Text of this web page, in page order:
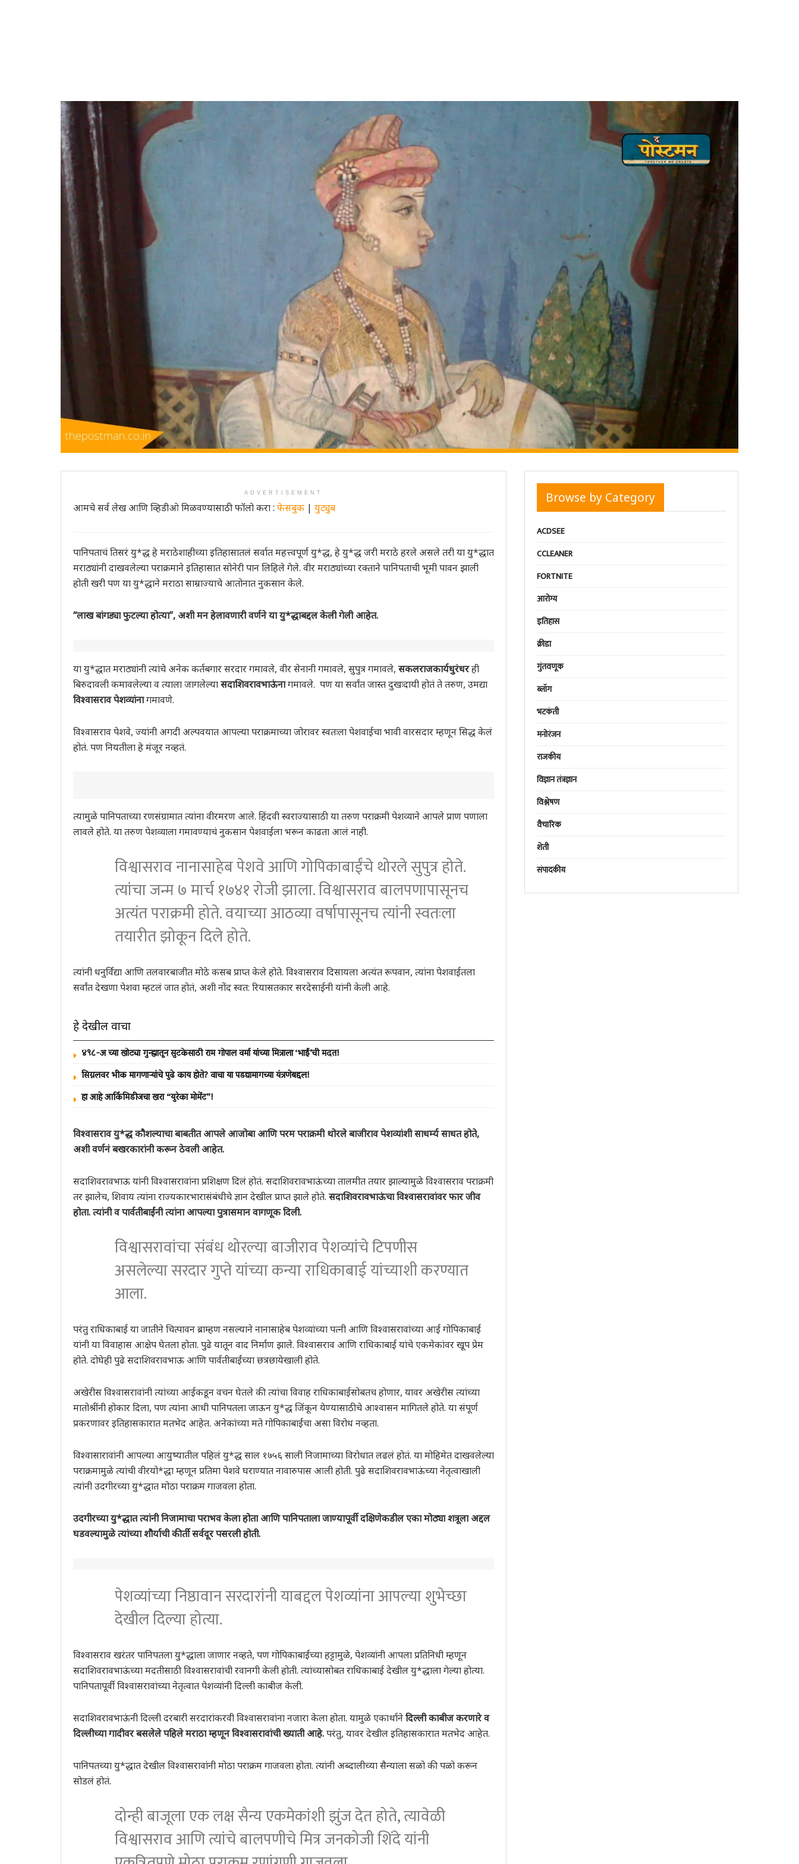
ADVERTISEMENT
आमचे सर्व लेख आणि व्हिडीओ मिळवण्यासाठी फॉलो करा : फेसबुक | युट्युब
पानिपताचं तिसरं यु*द्ध हे मराठेशाहीच्या इतिहासातलं सर्वात महत्त्वपूर्ण यु*द्ध, हे यु*द्ध जरी मराठे हरले असले तरी या यु*द्धात
मराठ्यांनी दाखवलेल्या पराक्रमाने इतिहासात सोनेरी पान लिहिले गेले. वीर मराठ्यांच्या रक्ताने पानिपताची भूमी पावन झाली
होती खरी पण या यु*द्धाने मराठा साम्राज्याचे आतोनात नुकसान केले.
“लाख बांगड्या फुटल्या होत्या”, अशी मन हेलावणारी वर्णने या यु*द्धाबद्दल केली गेली आहेत.
या यु*द्धात मराठ्यांनी त्यांचे अनेक कर्तबगार सरदार गमावले, वीर सेनानी गमावले, सुपुत्र गमावले, सकलराजकार्यधुरंधरही
बिरुदावली कमावलेल्या व त्याला जागलेल्यासदाशिवरावभाऊंंनागमावले. पण या सर्वांत जास्त दुखःदायी होतं ते तरुण, उमद्या
विश्वासरावपेशव्यांनागमावणे.
विश्वासराव पेशवे, ज्यांनी अगदी अल्पवयात आपल्या पराक्रमाच्या जोरावर स्वतःला पेशवाईचा भावी वारसदार म्हणून सिद्ध केलं
होतं. पण नियतीला हे मंजूर नव्हतं.
त्यामुळे पानिपताच्या रणसंग्रामात त्यांना वीरमरण आले. हिंदवी स्वराज्यासाठी या तरुण पराक्रमी पेशव्याने आपले प्राण पणाला
लावले होते. या तरुण पेशव्याला गमावण्याचं नुकसान पेशवाईला भरून काढता आलं नाही.
विश्वासराव नानासाहेब पेशवे आणि गोपिकाबाईंचे थोरले सुपुत्र होते.
त्यांचा जन्म ७ मार्च १७४१ रोजी झाला. विश्वासराव बालपणापासूनच
अत्यंत पराक्रमी होते. वयाच्या आठव्या वर्षापासूनच त्यांनी स्वतःला
तयारीत झोकून दिले होते.
त्यांनी धनुर्विद्या आणि तलवारबाजीत मोठे कसब प्राप्त केले होते. विश्वासराव दिसायला अत्यंत रूपवान, त्यांना पेशवाईतला
सर्वांत देखणा पेशवा म्हटलं जात होतं, अशी नोंद स्वत: रियासतकार सरदेसाईनी यांनी केली आहे.
हे देखील वाचा
४९८-अ च्या खोट्या गुन्ह्यातून सुटकेसाठी राम गोपाल वर्मा यांच्या मित्राला ‘भाईं’ची मदत!
सिग्नलवर भीक मागणाऱ्यांचे पुढे काय होते? वाचा या पडद्यामागच्या यंत्रणेबद्दल!
हा आहे आर्किमिडीजचा खरा “युरेका मोमेंट”!
विश्वासराव यु*द्ध कौशल्याचा बाबतीत आपले आजोबा आणि परम पराक्रमी थोरले बाजीराव पेशव्यांशी साधर्म्य साधत होते,
अशी वर्णनं बखरकारांनी करून ठेवली आहेत.
सदाशिवरावभाऊ यांनी विश्वासरावांना प्रशिक्षण दिलं होतं. सदाशिवरावभाऊंच्या तालमीत तयार झाल्यामुळे विश्वासराव पराक्रमी
तर झालेच, शिवाय त्यांना राज्यकारभारासंबंधीचे ज्ञान देखील प्राप्त झाले होते. सदाशिवरावभाऊंचा विश्वासरावांवर फार जीव
होता. त्यांनी व पार्वतीबाईंंनी त्यांना आपल्या पुत्रासमान वागणूक दिली.
विश्वासरावांचा संबंध थोरल्या बाजीराव पेशव्यांचे टिपणीस
असलेल्या सरदार गुप्ते यांच्या कन्या राधिकाबाई यांच्याशी करण्यात
आला.
परंतु राधिकाबाई या जातीने चित्पावन ब्राम्हण नसल्याने नानासाहेब पेशव्यांच्या पत्नी आणि विश्वासरावांच्या आई गोपिकाबाई
यांनी या विवाहास आक्षेप घेतला होता. पुढे यातून वाद निर्माण झाले. विश्वासराव आणि राधिकाबाई यांचे एकमेकांवर खूप प्रेम
होते. दोघेही पुढे सदाशिवरावभाऊ आणि पार्वतीबाईंच्या छत्रछायेखाली होते.
अखेरीस विश्वासरावांनी त्यांच्या आईकडून वचन घेतले की त्यांचा विवाह राधिकाबाईसोबतच होणार, यावर अखेरीस त्यांच्या
मातोश्रींनी होकार दिला, पण त्यांना आधी पानिपतला जाऊन यु*द्ध जिंकून येण्यासाठीचे आश्वासन मागितले होते. या संपूर्ण
प्रकरणावर इतिहासकारात मतभेद आहेत. अनेकांच्या मते गोपिकाबाईंचा असा विरोध नव्हता.
विश्वासारावांनी आपल्या आयुष्यातील पहिलं यु*द्ध साल १७५६ साली निजामाच्या विरोधात लढलं होतं. या मोहिमेत दाखवलेल्या
पराक्रमामुळे त्यांची वीरयो*द्धा म्हणून प्रतिमा पेशवे घराण्यात नावारुपास आली होती. पुढे सदाशिवरावभाऊंच्या नेतृत्वाखाली
त्यांनी उदगीरच्या यु*द्धात मोठा पराक्रम गाजवला होता.
उदगीरच्या यु*द्धात त्यांनी निजामाचा पराभव केला होता आणि पानिपताला जाण्यापूर्वी दक्षिणेकडील एका मोठ्या शत्रूला अद्दल
घडवल्यामुळे त्यांच्या शौर्याची कीर्ती सर्वदूर पसरली होती.
पेशव्यांच्या निष्ठावान सरदारांनी याबद्दल पेशव्यांना आपल्या शुभेच्छा
देखील दिल्या होत्या.
विश्वासराव खरंतर पानिपतला यु*द्धाला जाणार नव्हते, पण गोपिकाबाईंच्या हट्टामुळे, पेशव्यांनी आपला प्रतिनिधी म्हणून
सदाशिवरावभाऊंच्या मदतीसाठी विश्वासरावांची रवानगी केली होती. त्यांच्यासोबत राधिकाबाई देखील यु*द्धाला गेल्या होत्या.
पानिपतापूर्वी विश्वासरावांच्या नेतृत्वात पेशव्यांनी दिल्ली काबीज केली.
सदाशिवरावभाऊंंनी दिल्ली दरबारी सरदारांकरवी विश्वासरावांना नजारा केला होता. यामुळे एकार्थानेदिल्ली काबीज करणारे व
दिल्लीच्या गादीवर बसलेले पहिले मराठा म्हणून विश्वासरावांची ख्याती आहे.परंतु, यावर देखील इतिहासकारात मतभेद आहेत.
पानिपतच्या यु*द्धात देखील विश्वासरावांंनी मोठा पराक्रम गाजवला होता. त्यांनी अब्दालीच्या सैन्याला सळो की पळो करून
सोडलं होतं.
दोन्ही बाजूला एक लक्ष सैन्य एकमेकांशी झुंज देत होते, त्यावेळी
विश्वासराव आणि त्यांचे बालपणीचे मित्र जनकोजी शिंदे यांनी
Browse by Category
ACDSEE
CCLEANER
FORTNITE
आरोग्य
इतिहास
क्रीडा
गुंतवणूक
ब्लॉग
भटकंती
मनोरंजन
राजकीय
विज्ञान तंत्रज्ञान
विश्लेषण
वैचारिक
शेती
संपादकीय